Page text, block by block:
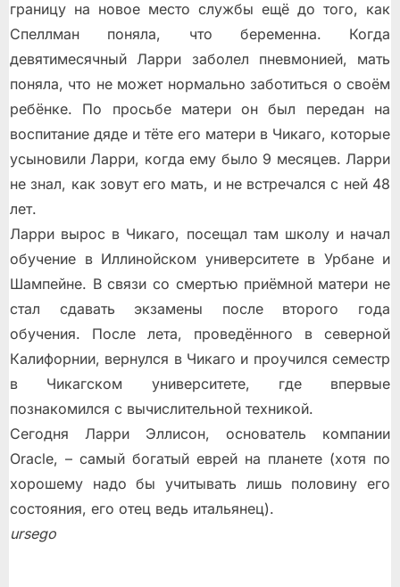
границу на новое место службы ещё до того, как
Спеллман поняла, что беременна. Когда
девятимесячный Ларри заболел пневмонией, мать
поняла, что не может нормально заботиться о своём
ребёнке. По просьбе матери он был передан на
воспитание дяде и тёте его матери в Чикаго, которые
усыновили Ларри, когда ему было 9 месяцев. Ларри
не знал, как зовут его мать, и не встречался с ней 48
лет.
Ларри вырос в Чикаго, посещал там школу и начал
обучение в Иллинойском университете в Урбане и
Шампейне. В связи со смертью приёмной матери не
стал сдавать экзамены после второго года
обучения. После лета, проведённого в северной
Калифорнии, вернулся в Чикаго и проучился семестр
в Чикагском университете, где впервые
познакомился с вычислительной техникой.
Сегодня Ларри Эллисон, основатель компании
Oracle, – самый богатый еврей на планете (хотя по
хорошему надо бы учитывать лишь половину его
состояния, его отец ведь итальянец).
ursego